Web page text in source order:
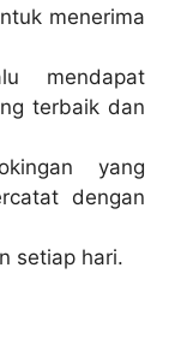
menerima
mendapat
terbaik dan
yang
dengan
setiap hari.